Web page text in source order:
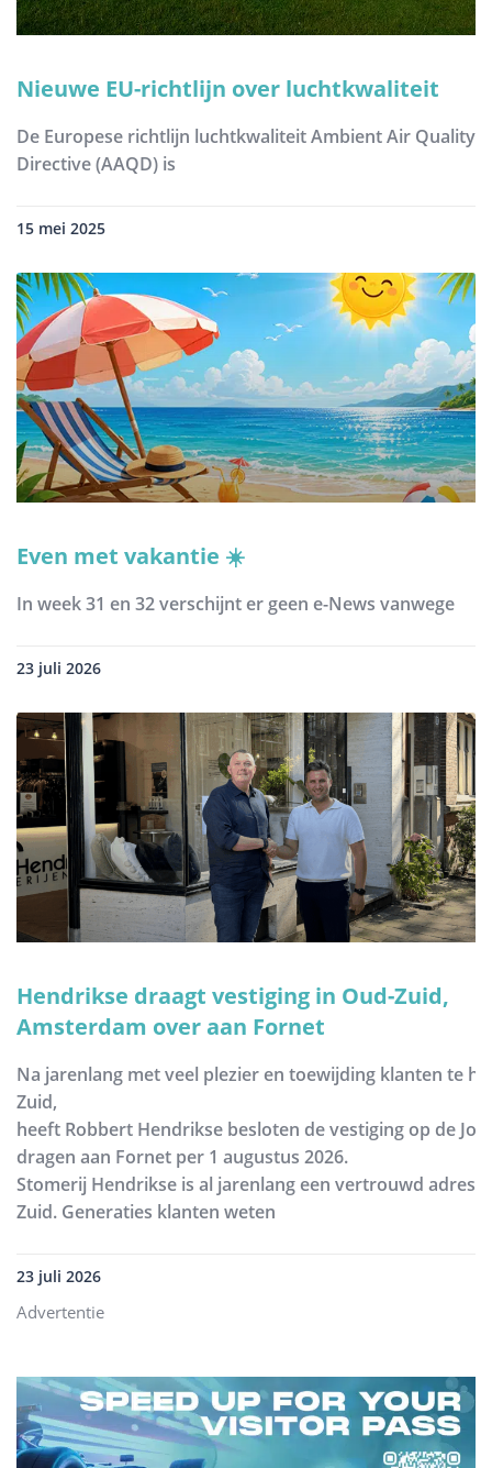
Nieuwe EU-richtlijn over luchtkwaliteit
De Europese richtlijn luchtkwaliteit Ambient Air Quality
Directive (AAQD) is
15 mei 2025
Even met vakantie ☀️
In week 31 en 32 verschijnt er geen e-News vanwege
23 juli 2026
Hendrikse draagt vestiging in Oud-Zuid,
Amsterdam over aan Fornet
Na jarenlang met veel plezier en toewijding klanten te
Zuid,
heeft Robbert Hendrikse besloten de vestiging op de
dragen aan Fornet per 1 augustus 2026.
Stomerij Hendrikse is al jarenlang een vertrouwd adres
Zuid. Generaties klanten weten
23 juli 2026
Advertentie